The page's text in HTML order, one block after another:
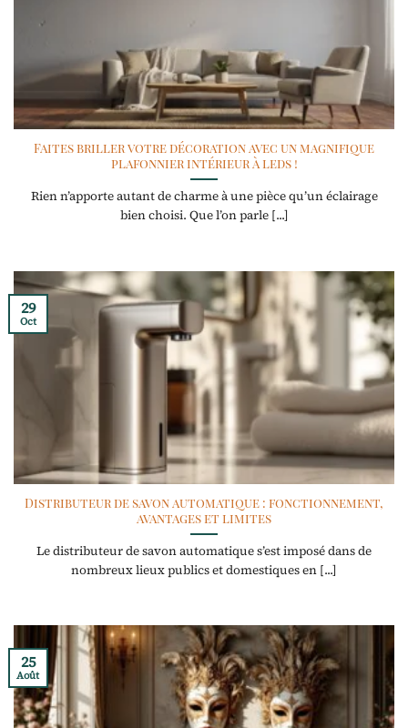
Faites briller votre décoration avec un magnifique
plafonnier intérieur à leds !
Rien n’apporte autant de charme à une pièce qu’un éclairage
bien choisi. Que l’on parle [...]
Distributeur de savon automatique : fonctionnement,
avantages et limites
Le distributeur de savon automatique s’est imposé dans de
nombreux lieux publics et domestiques en [...]
29
Oct
25
Août